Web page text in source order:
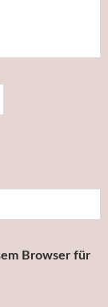
Browser für